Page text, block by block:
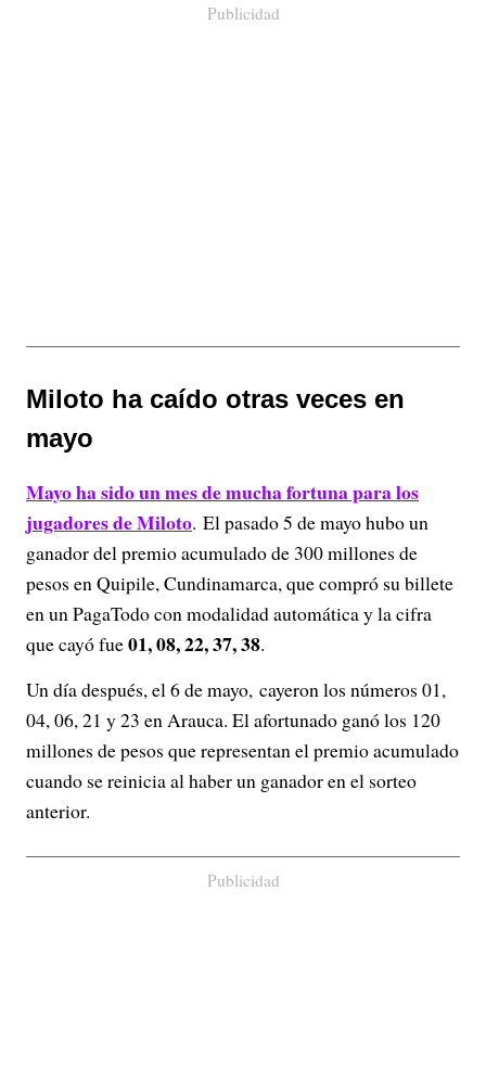
Publicidad
Miloto ha caído otras veces en
mayo
Mayo ha sido un mes de mucha fortuna para los
jugadores de Miloto. El pasado 5 de mayo hubo un
ganador del premio acumulado de 300 millones de
pesos en Quipile, Cundinamarca, que compró su billete
en un PagaTodo con modalidad automática y la cifra
que cayó fue01, 08, 22, 37, 38.
Un día después, el 6 de mayo, cayeron los números 01,
04, 06, 21 y 23 en Arauca. El afortunado ganó los 120
millones de pesos que representan el premio acumulado
cuando se reinicia al haber un ganador en el sorteo
anterior.
Publicidad